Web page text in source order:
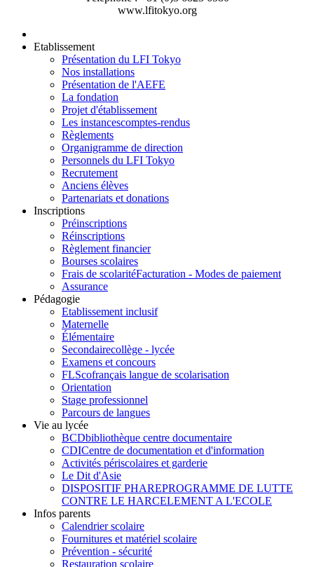
www.lfitokyo.org
Etablissement
Présentation du LFI Tokyo
Nos installations
Présentation de l'AEFE
La fondation
Projet d'établissement
Les instancescomptes-rendus
Règlements
Organigramme de direction
Personnels du LFI Tokyo
Recrutement
Anciens élèves
Partenariats et donations
Inscriptions
Préinscriptions
Réinscriptions
Règlement financier
Bourses scolaires
Frais de scolaritéFacturation - Modes de paiement
Assurance
Pédagogie
Etablissement inclusif
Maternelle
Élémentaire
Secondairecollège - lycée
Examens et concours
FLScofrançais langue de scolarisation
Orientation
Stage professionnel
Parcours de langues
Vie au lycée
BCDbibliothèque centre documentaire
CDICentre de documentation et d'information
Activités périscolaires et garderie
Le Dit d'Asie
DISPOSITIF PHAREPROGRAMME DE LUTTE
CONTRE LE HARCELEMENT A L'ECOLE
Infos parents
Calendrier scolaire
Fournitures et matériel scolaire
Prévention - sécurité
Restauration scolaire